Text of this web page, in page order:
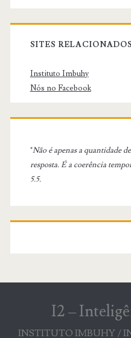
SITES RELACIONADOS
Instituto Imbuhy
Nós no Facebook
"Não é apenas a quantidade
resposta. É a coerência
5.5.
I2 –
INSTITUTO IMBUHY /